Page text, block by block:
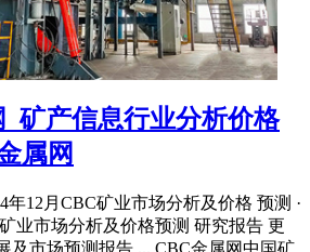
矿产信息行业分析价格
属网
年12月CBC矿业市场分析及价格 预测 ·
业市场分析及价格预测 研究报告 更
及市场预测报告 ... CBC金属网中国矿